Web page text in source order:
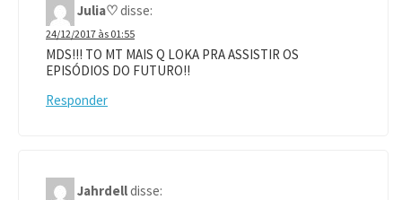
Julia♡disse:
24/12/2017 às 01:55
MDS!!! TO MT MAIS Q LOKA PRA ASSISTIR OS
EPISÓDIOS DO FUTURO!!
Responder
Jahrdelldisse: